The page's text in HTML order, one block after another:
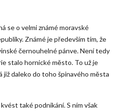
se o velmi známé moravské
Známé je především tím, že
černouhelné pánve. Není tedy
stalo hornické město. To už je
již daleko do toho špinavého města
také podnikání. S ním však